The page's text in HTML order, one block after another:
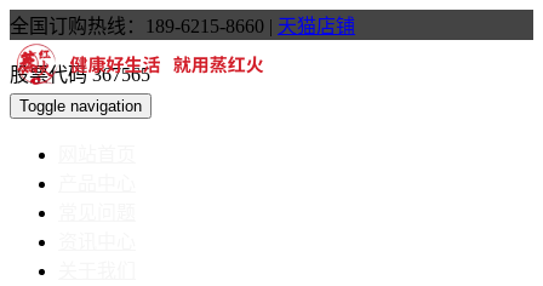
全国订购热线：189-6215-8660 | 天猫店铺
股票代码 367565
Toggle navigation